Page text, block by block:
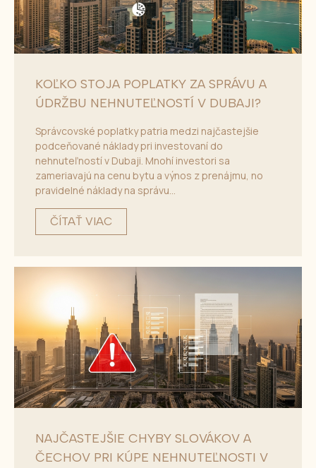
KOĽKO STOJA POPLATKY ZA SPRÁVU A
ÚDRŽBU NEHNUTEĽNOSTÍ V DUBAJI?
Správcovské poplatky patria medzi najčastejšie
podceňované náklady pri investovaní do
nehnuteľností v Dubaji. Mnohí investori sa
zameriavajú na cenu bytu a výnos z prenájmu, no
pravidelné náklady na správu...
ČÍTAŤ VIAC
NAJČASTEJŠIE CHYBY SLOVÁKOV A
ČECHOV PRI KÚPE NEHNUTEĽNOSTI V